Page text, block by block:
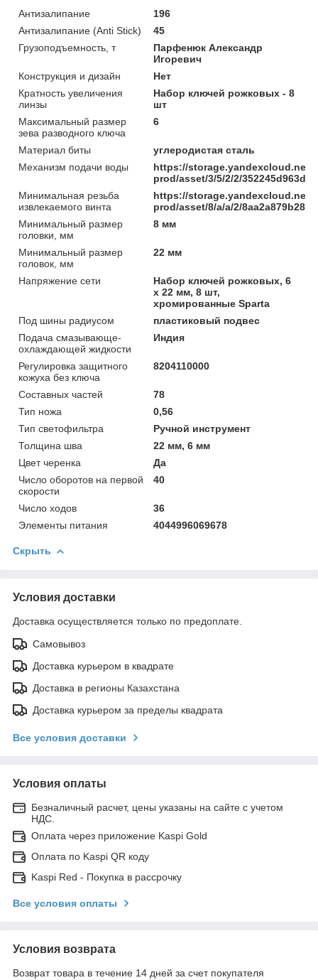
Антизалипание
196
Антизалипание (Anti Stick)
45
Грузоподъемность, т
Парфенюк Александр
Игоревич
Конструкция и дизайн
Нет
Кратность увеличения
линзы
Набор ключей рожковых - 8
шт
Максимальный размер
зева разводного ключа
6
Материал биты
углеродистая сталь
Механизм подачи воды
https://storage.yandexcloud.net/
prod/asset/3/5/2/2/
Минимальная резьба
извлекаемого винта
https://storage.yandexcloud.net/
prod/asset/8/a/a/2/
Минимальный размер
головки, мм
8 мм
Минимальный размер
головок, мм
22 мм
Напряжение сети
Набор ключей рожковых, 6
х 22 мм, 8 шт,
хромированные Sparta
Под шины радиусом
пластиковый подвес
Подача смазывающе-
охлаждающей жидкости
Индия
Регулировка защитного
кожуха без ключа
8204110000
Составных частей
78
Тип ножа
0,56
Тип светофильтра
Ручной инструмент
Толщина шва
22 мм, 6 мм
Цвет черенка
Да
Число оборотов на первой
скорости
40
Число ходов
36
Элементы питания
4044996069678
Скрыть
Условия доставки
Доставка осуществляется только по предоплате.
Самовывоз
Доставка курьером в квадрате
Доставка в регионы Казахстана
Доставка курьером за пределы квадрата
Все условия доставки
Условия оплаты
Безналичный расчет, цены указаны на сайте с учетом
НДС.
Оплата через приложение Kaspi Gold
Оплата по Kaspi QR коду
Kaspi Red - Покупка в рассрочку
Все условия оплаты
Условия возврата
Возврат товара в течение 14 дней за счет покупателя